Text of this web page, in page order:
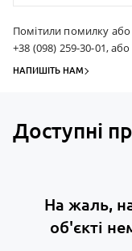
Помітили помилку
+38 (098) 259-30-01, або
НАПИШІТЬ НАМ
Доступні
На жаль,
об'єкті